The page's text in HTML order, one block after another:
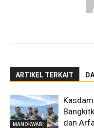
ARTIKEL TERKAIT
MANOKWARI
dan